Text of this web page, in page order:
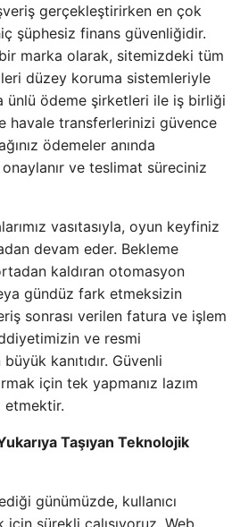
gerçekleştirirken en çok
şüphesiz finans güvenliğidir.
marka olarak, sitemizdeki tüm
düzey koruma sistemleriyle
ünlü ödeme şirketleri ile iş birliği
havale transferlerinizi güvence
ödemeler anında
ve teslimat süreciniz
vasıtasıyla, oyun keyfiniz
devam eder. Bekleme
kaldıran otomasyon
gündüz fark etmeksizin
sonrası verilen fatura ve işlem
ve resmi
kanıtıdır. Güvenli
için tek yapmanız lazım
etmektir.
Taşıyan Teknolojik
günümüzde, kullanıcı
sürekli çalışıyoruz. Web